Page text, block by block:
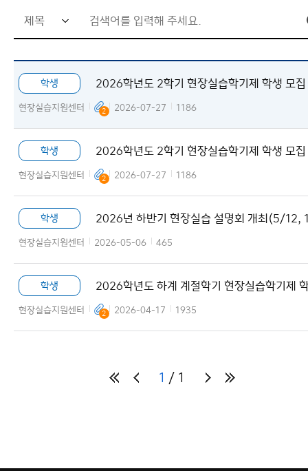
검
색
어
입
력
창
학생
2026학년도 2학기 현장실습학기제 학생 모
내
현장실습지원센터 2 2026-07-27 1186
학생
2026학년도 2학기 현장실습학기제 학생 모
내
현장실습지원센터 2 2026-07-27 1186
학생
2026년 하반기 현장실습 설명회 개최(5/12,
30)
현장실습지원센터 2026-05-06 465
학생
2026학년도 하계 계절학기 현장실습학기제
모집 안내
현장실습지원센터 2 2026-04-17 1935
1 1